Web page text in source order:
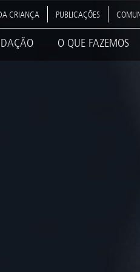
CRIANÇA PUBLICAÇÕES
O QUE FAZEMOS